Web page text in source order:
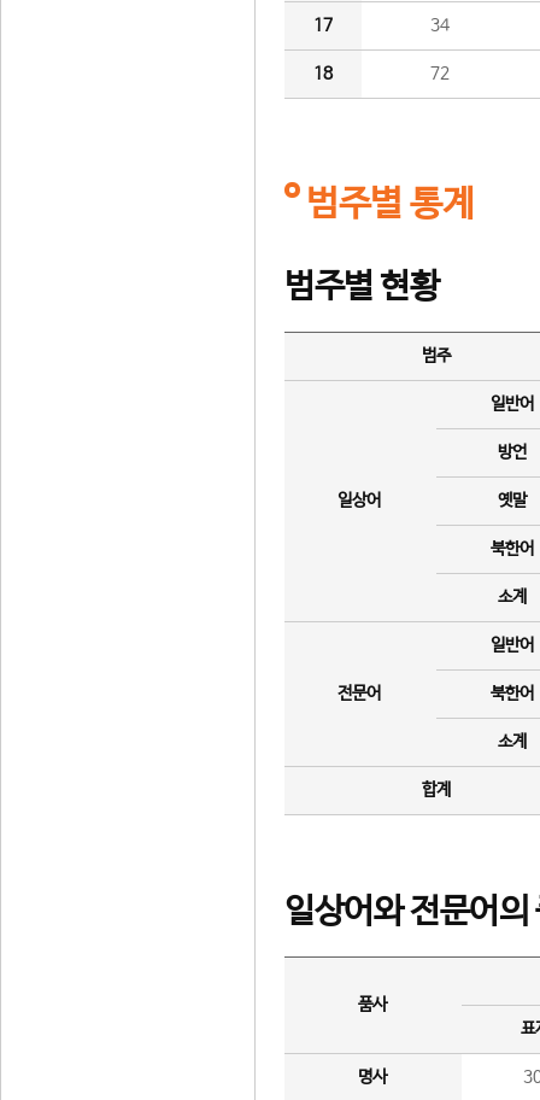
17 34
18 72
범주별 통계
범주별 현황
범주
일상어
일반어
방언
옛말
북한어
소계
전문어
일반어
북한어
소계
합계
일상어와 전문어의
품사
표
명사